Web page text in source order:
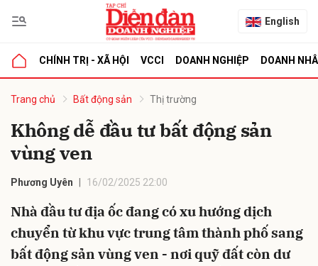
English
CHÍNH TRỊ - XÃ HỘI VCCI DOANH NGHIỆP DOANH
Trang chủ Bất động sản Thị trường
Không dễ đầu tư bất động sản
vùng ven
Phương Uyên 16/02/2025 22:00
Nhà đầu tư địa ốc đang có xu hướng dịch
chuyển từ khu vực trung tâm thành phố sang
bất động sản vùng ven - nơi quỹ đất còn dư
luận
Hủy